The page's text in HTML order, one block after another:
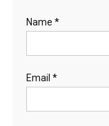
Name *
Email *